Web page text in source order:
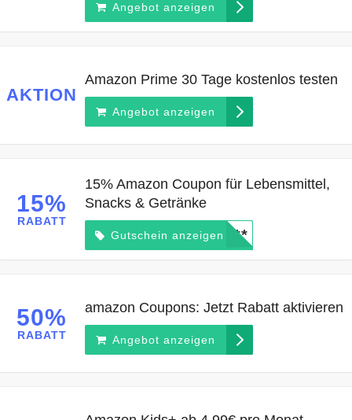
Angebot anzeigen
AKTION
Amazon Prime 30 Tage kostenlos testen
Angebot anzeigen
15%
RABATT
15% Amazon Coupon für Lebensmittel,
Snacks & Getränke
Gutschein anzeigen*****
50%
RABATT
amazon Coupons: Jetzt Rabatt aktivieren
Angebot anzeigen